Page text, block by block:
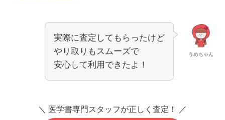
うめちゃん
実際に査定してもらったけど
やり取りもスムーズで
安心して利用できたよ！
＼ 医学書専門スタッフが正しく査定！ ／